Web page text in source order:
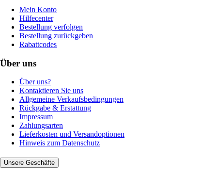
Mein Konto
Hilfecenter
Bestellung verfolgen
Bestellung zurückgeben
Rabattcodes
Über uns
Über uns?
Kontaktieren Sie uns
Allgemeine Verkaufsbedingungen
Rückgabe & Erstattung
Impressum
Zahlungsarten
Lieferkosten und Versandoptionen
Hinweis zum Datenschutz
Unsere Geschäfte